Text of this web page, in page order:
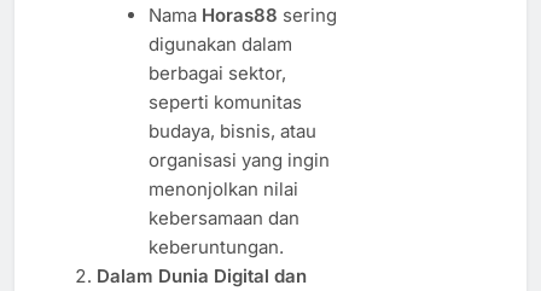
Nama Horas88 sering
digunakan dalam
berbagai sektor,
seperti komunitas
budaya, bisnis, atau
organisasi yang ingin
menonjolkan nilai
kebersamaan dan
keberuntungan.
Dalam Dunia Digital dan